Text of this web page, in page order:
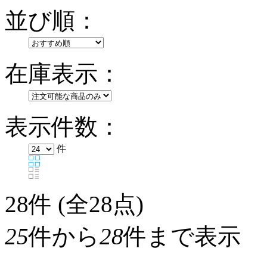
並び順：
在庫表示：
表示件数：
件
28件 (全28点)
25件から28件まで表示